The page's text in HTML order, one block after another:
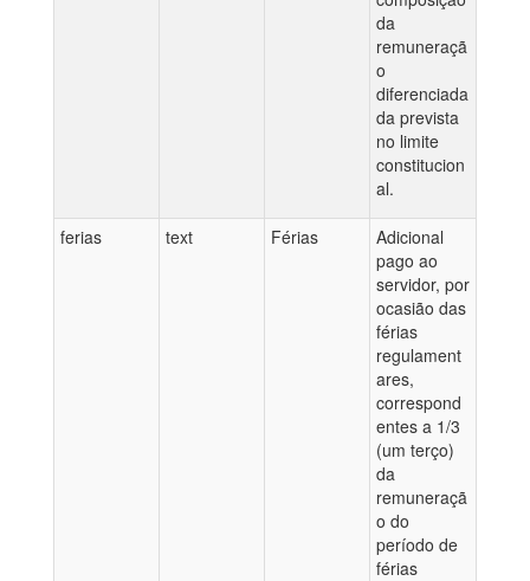
da
remuneraçã
o
diferenciada
da prevista
no limite
constitucion
al.
ferias text Férias
Adicional
pago ao
servidor, por
ocasião das
férias
regulament
ares,
correspond
entes a 1/3
(um terço)
da
remuneraçã
o do
período de
férias